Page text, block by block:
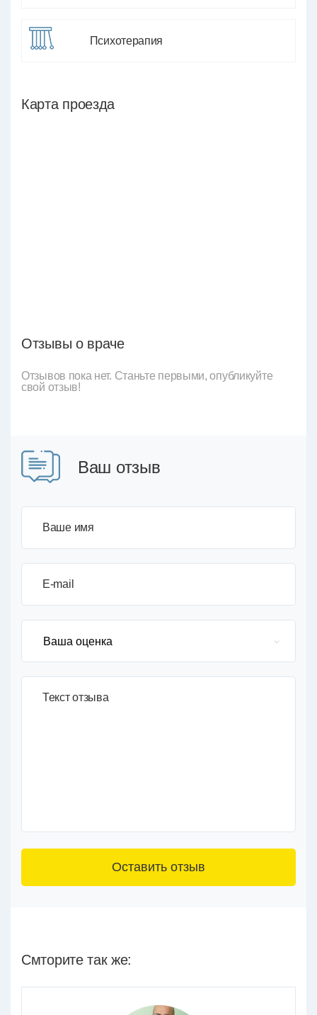
Психотерапия
Карта проезда
Отзывы о враче
Отзывов пока нет. Станьте первыми, опубликуйте
свой отзыв!
Ваш отзыв
Ваше имя
E-mail
Текст отзыва
Смторите так же: